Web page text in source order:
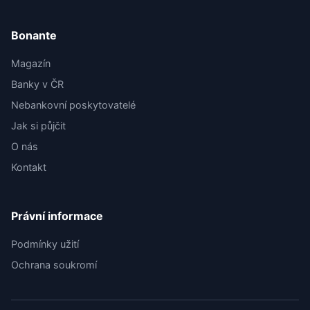
Bonante
Magazín
Banky v ČR
Nebankovní poskytovatelé
Jak si půjčit
O nás
Kontakt
Právní informace
Podmínky užití
Ochrana soukromí